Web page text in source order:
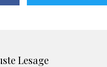
Lesage